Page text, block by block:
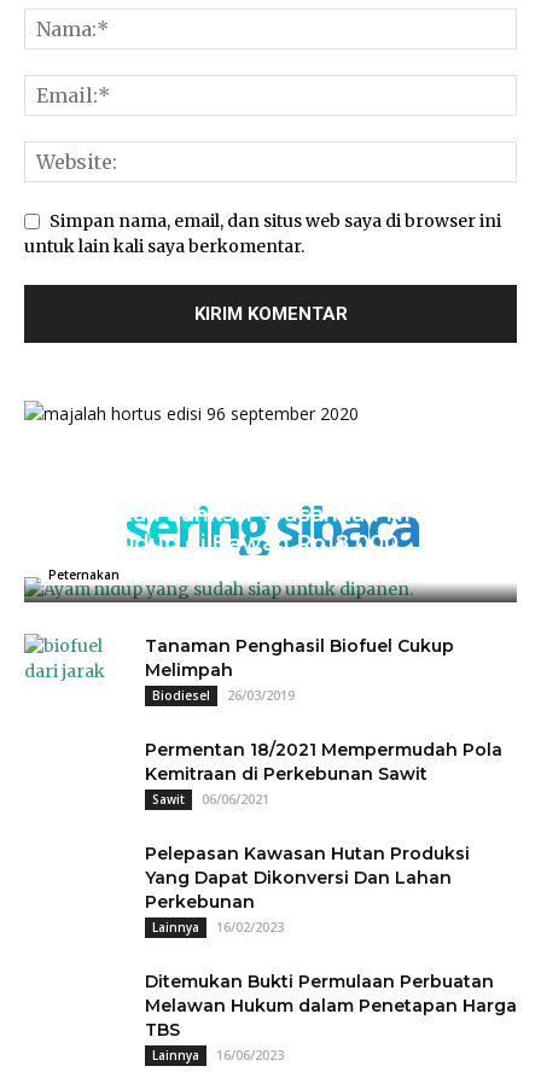
Simpan nama, email, dan situs web saya di browser ini
untuk lain kali saya berkomentar.
sering sibaca
Kementan Sanksi Perusahaan NH, Jual
Ayam Hidup di Bawah Rp18.000
Peternakan
Tanaman Penghasil Biofuel Cukup
Melimpah
Biodiesel 26/03/2019
Permentan 18/2021 Mempermudah Pola
Kemitraan di Perkebunan Sawit
Sawit 06/06/2021
Pelepasan Kawasan Hutan Produksi
Yang Dapat Dikonversi Dan Lahan
Perkebunan
Lainnya 16/02/2023
Ditemukan Bukti Permulaan Perbuatan
Melawan Hukum dalam Penetapan Harga
TBS
Lainnya 16/06/2023